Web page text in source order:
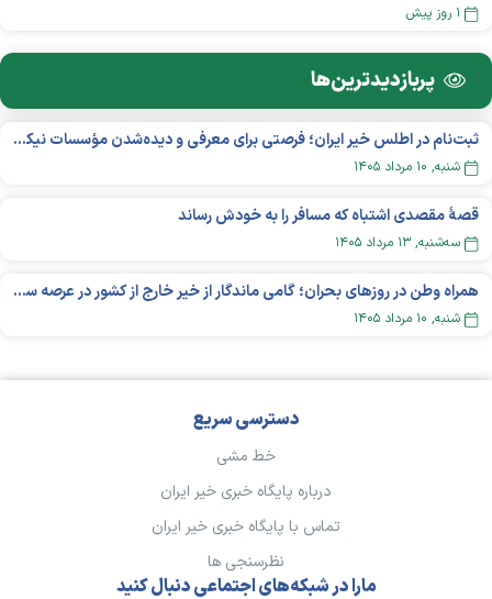
۱ روز پیش
پربازدید‌ترین‌ها
ثبت‌نام در اطلس خیر ایران؛ فرصتی برای معرفی و دیده‌شدن مؤسسات نیکوکاری
شنبه, ۱۰ مرداد ۱۴۰۵
قصهٔ مقصدی اشتباه که مسافر را به خودش رساند
سه‌شنبه, ۱۳ مرداد ۱۴۰۵
همراه وطن در روزهای بحران؛ گامی ماندگار از خیر خارج از کشور در عرصه سلامت
شنبه, ۱۰ مرداد ۱۴۰۵
دسترسی سریع
خط مشی
درباره پایگاه خبری خیر ایران
تماس با پایگاه خبری خیر ایران
نظرسنجی ها
مارا در شبکه‌های اجتماعی دنبال کنید